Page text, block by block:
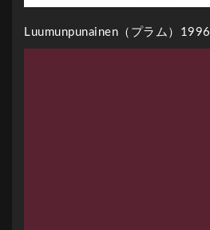
Luumunpunainen（プラム）